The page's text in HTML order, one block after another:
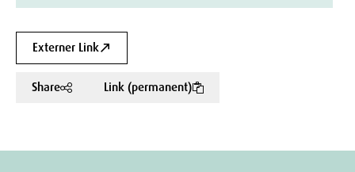
Externer Link
Share Link (permanent)